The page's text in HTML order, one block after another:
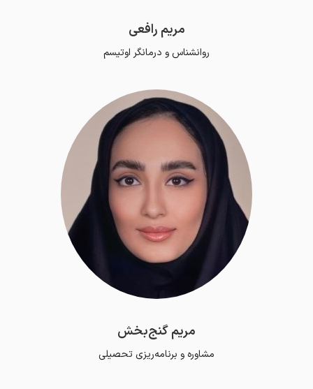
مریم رافعی
روانشناس و درمانگر اوتیسم
مریم گنج‌بخش
مشاوره و برنامه‌ریزی تحصیلی